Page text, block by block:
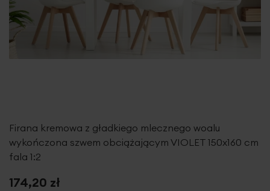
Firana kremowa z gładkiego mlecznego woalu
wykończona szwem obciążającym VIOLET 150x160 cm
fala 1:2
174,20 zł